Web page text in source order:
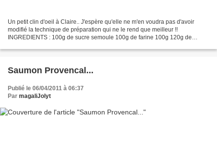
Un petit clin d'oeil à Claire.. J'espère qu'elle ne m'en voudra pas d'avoir
modifié la technique de préparation qui ne le rend que meilleur !!
INGREDIENTS : 100g de sucre semoule 100g de farine 100g 120g de
Saumon Provencal...
Publié le 06/04/2011 à 06:37
Par magaliJolyt